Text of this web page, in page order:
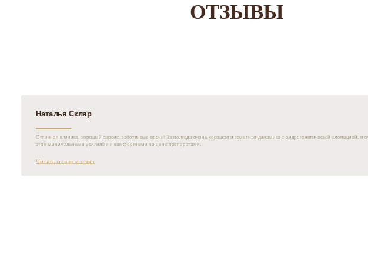
ОТЗЫВЫ
Наталья Скляр
Отличная клиника, хороший сервис, заботливые врачи! За полгода очень хорошая и заметная динамика с андрогенетической алопецией, я
этом минимальными усилиями и комфортными по цене препаратами.
Читать отзыв и ответ